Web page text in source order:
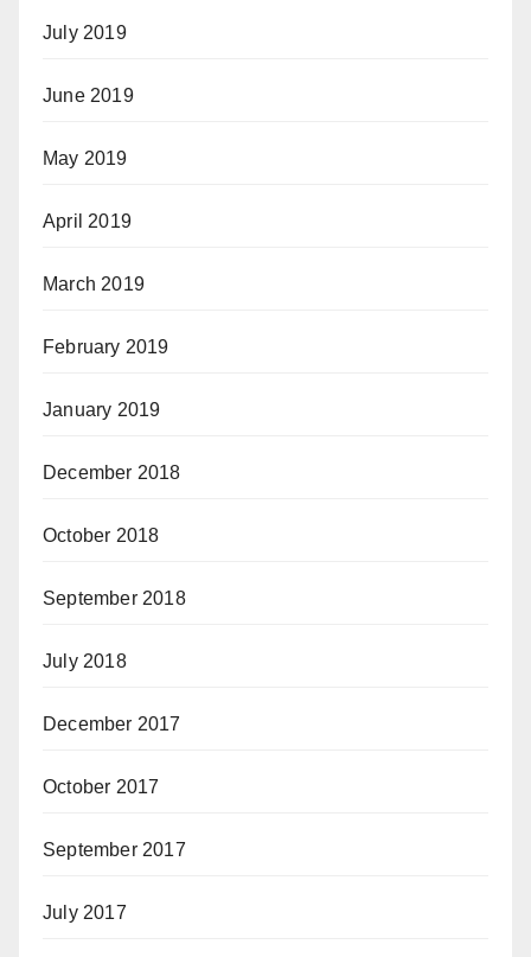
July 2019
June 2019
May 2019
April 2019
March 2019
February 2019
January 2019
December 2018
October 2018
September 2018
July 2018
December 2017
October 2017
September 2017
July 2017